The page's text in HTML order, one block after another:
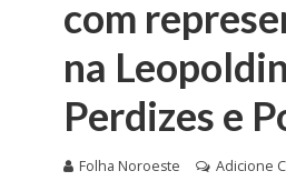
com
na
Perdizes e
Folha Noroeste Adicione